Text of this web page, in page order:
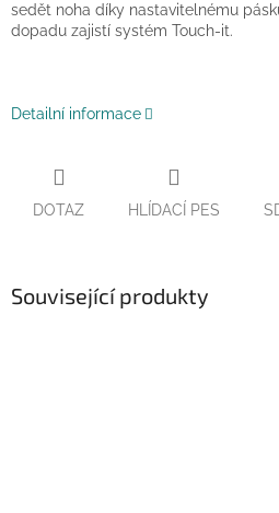
sedět noha díky nastavitelnému
dopadu zajistí systém Touch-it.
Detailní informace
DOTAZ HLÍDACÍ PES
Související produkty